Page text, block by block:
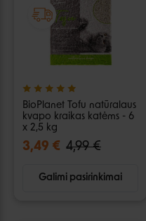
BioPlanet Tofu natūralaus
kvapo kraikas katėms - 6
x 2,5 kg
3,49 € 4,99 €
Galimi pasirinkimai